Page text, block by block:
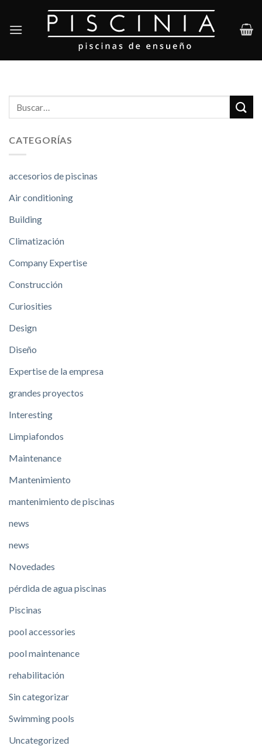
content
CATEGORÍAS
accesorios de piscinas
Air conditioning
Building
Climatización
Company Expertise
Construcción
Curiosities
Design
Diseño
Expertise de la empresa
grandes proyectos
Interesting
Limpiafondos
Maintenance
Mantenimiento
mantenimiento de piscinas
news
news
Novedades
pérdida de agua piscinas
Piscinas
pool accessories
pool maintenance
rehabilitación
Sin categorizar
Swimming pools
Uncategorized